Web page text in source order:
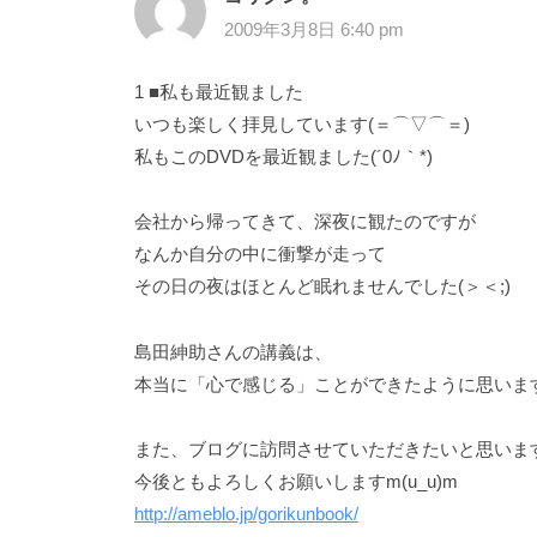
2009年3月8日 6:40 pm
1 ■私も最近観ました
いつも楽しく拝見しています(＝⌒▽⌒＝)
私もこのDVDを最近観ました(´0ﾉ｀*)
会社から帰ってきて、深夜に観たのですが
なんか自分の中に衝撃が走って
その日の夜はほとんど眠れませんでした(＞＜;)
島田紳助さんの講義は、
本当に「心で感じる」ことができたように思いま
また、ブログに訪問させていただきたいと思いま
今後ともよろしくお願いしますm(u_u)m
http://ameblo.jp/gorikunbook/